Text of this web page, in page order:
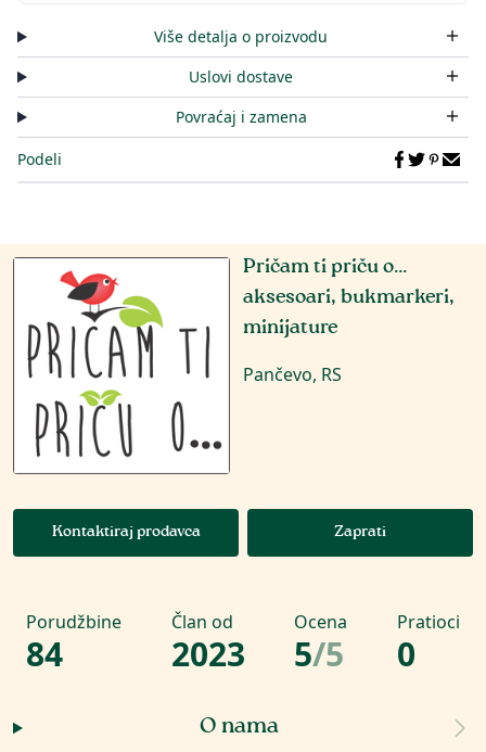
Više detalja o proizvodu
Uslovi dostave
Povraćaj i zamena
Podeli
Pričam ti priču o...
aksesoari, bukmarkeri,
minijature
Pančevo, RS
Kontaktiraj prodavca Zaprati
Porudžbine
84
Član od
2023
Ocena
5/5
Pratioci
0
O nama